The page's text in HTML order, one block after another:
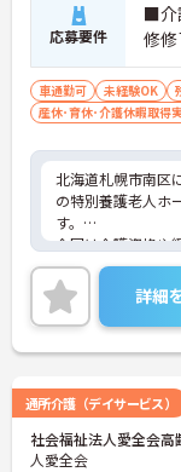
応募要件
■介
修
車通勤可 未経験OK
産休･育休･介護休暇取得
北海道札幌市南区
の特別養護老人ホ
す。
今回は介護資格や
介護業界にチャレ
ご興味のある方は
すので、お気軽に
詳細
通所介護（デイサービス）
社会福祉法人愛全会
人愛全会